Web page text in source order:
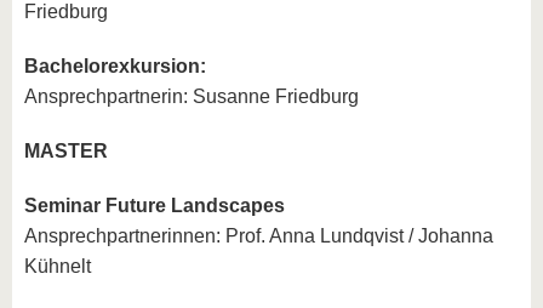
Friedburg
Bachelorexkursion:
Ansprechpartnerin: Susanne Friedburg
MASTER
Seminar Future Landscapes
Ansprechpartnerinnen: Prof. Anna Lundqvist / Johanna
Kühnelt